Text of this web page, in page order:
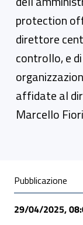
protection
direttore
controllo, e
affidate al
Marcello
Pubblicazione
29/04/2025,